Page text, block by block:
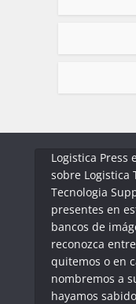
Logistica Press
sobre Logistica
Tecnologia
presentes en
bancos de
reconozca
quitemos o en
nombremos a
hayamos